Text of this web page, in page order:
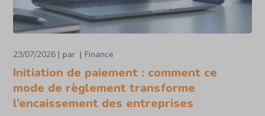
23/07/2026 par Finance
Initiation de paiement : comment ce
mode de règlement transforme
l’encaissement des entreprises